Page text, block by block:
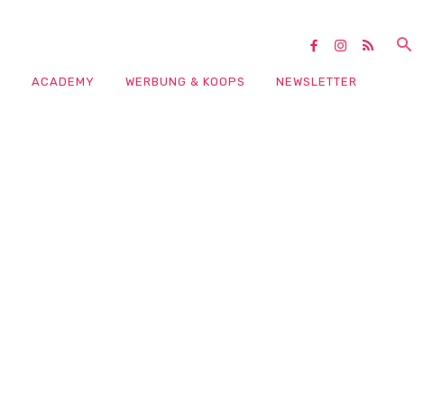
ACADEMY WERBUNG & KOOPS NEWSLETTER